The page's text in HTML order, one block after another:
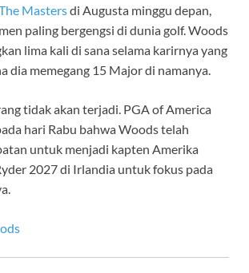
Mastersdi Augusta minggu depan,
paling bergengsi di dunia golf. Woods
lima kali di sana selama karirnya yang
dia memegang 15 Major di namanya.
tidak akan terjadi. PGA of America
hari Rabu bahwa Woods telah
untuk menjadi kapten Amerika
2027 di Irlandia untuk fokus pada